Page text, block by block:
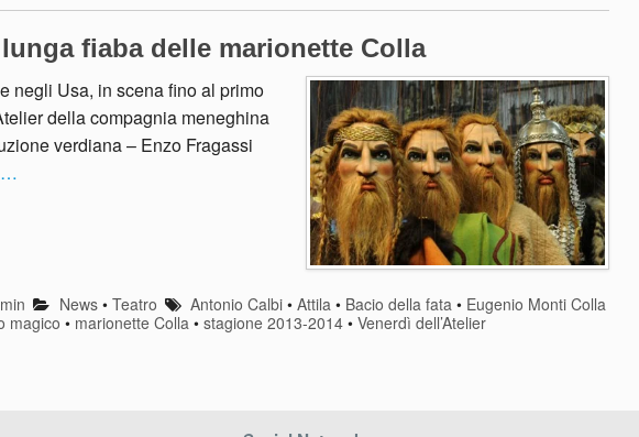
fiaba delle marionette Colla
negli Usa, in scena fino al primo
della compagnia meneghina
verdiana – Enzo Fragassi
News• Teatro Antonio Calbi• Attila • Bacio della fata • Eugenio Monti Colla
magico • marionette Colla • stagione 2013-2014 • Venerdì dell’Atelier